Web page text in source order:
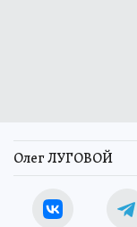
Олег ЛУГОВОЙ